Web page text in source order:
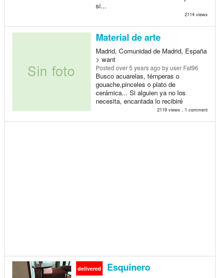
si...
2114 views
Material de arte
Madrid, Comunidad de Madrid, España
> want
Posted over 5 years ago by user Fat96
Busco acuarelas, témperas o
gouache,pinceles o plato de
cerámica... Si alguien ya no los
necesita, encantada lo recibiré
2119 views , 1 comment
delivered Esquinero